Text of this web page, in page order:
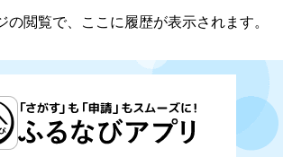
の閲覧で、ここに履歴が表示されます。